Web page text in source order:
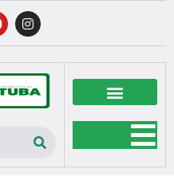
I
n
s
a
g
r
a